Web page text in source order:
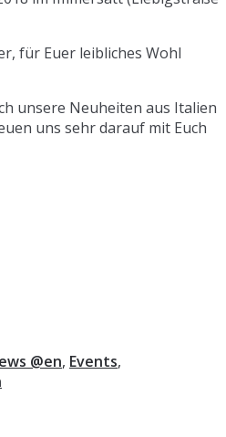
für Euer leibliches Wohl
unsere Neuheiten aus Italien
uns sehr darauf mit Euch
@en, Events,